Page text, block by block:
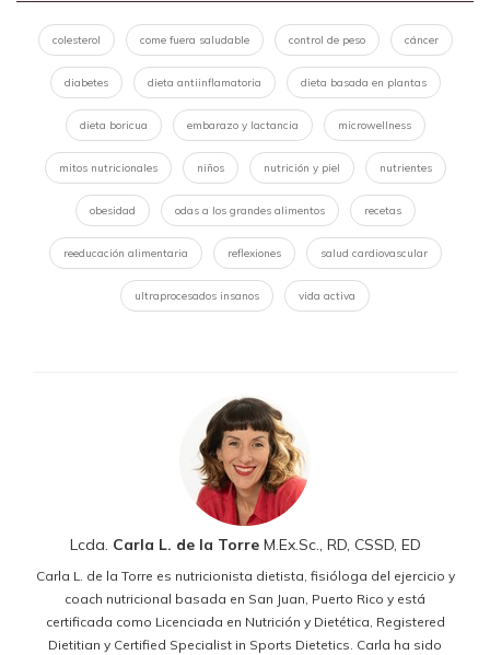
colesterol come fuera saludable control de peso cáncer
diabetes dieta antiinflamatoria dieta basada en plantas
dieta boricua embarazo y lactancia microwellness
mitos nutricionales niños nutrición y piel nutrientes
obesidad odas a los grandes alimentos recetas
reeducación alimentaria reflexiones salud cardiovascular
ultraprocesados insanos vida activa
Lcda. Carla L. de la TorreM.Ex.Sc., RD, CSSD, ED
Carla L. de la Torre es nutricionista dietista, fisióloga del ejercicio y
coach nutricional basada en San Juan, Puerto Rico y está
certificada como Licenciada en Nutrición y Dietética, Registered
Dietitian y Certified Specialist in Sports Dietetics. Carla ha sido